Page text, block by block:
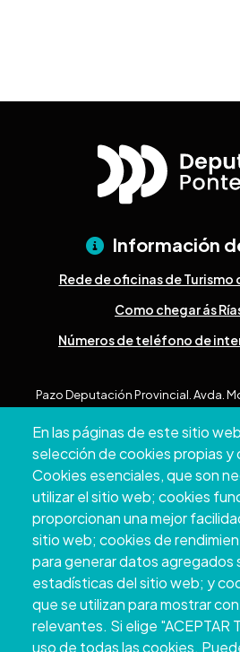
En las páginas de este sitio
selección de cookies propias y
Cookies esenciales, que son
utilizar el sitio web; cookies
proporcionan una mejor
sitio web; cookies de
para generar datos agregados
estadísticas del sitio web; y
que se utilizan para mostrar
relevantes. Si elige "ACEPTAR
uso de todas las cookies.
Información
Rede de oficinas de Turismo
Como chegar ás
Números de teléfono de
Pazo Deputación Provincial. Avda.
+34 986 804 100 |